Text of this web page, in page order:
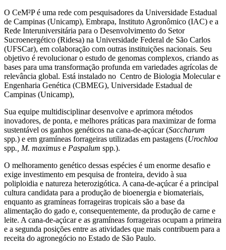
O CeM²P é uma rede com pesquisadores da Universidade Estadual
de Campinas (Unicamp), Embrapa, Instituto Agronômico (IAC) e a
Rede Interuniversitária para o Desenvolvimento do Setor
Sucroenergético (Ridesa) na Universidade Federal de São Carlos
(UFSCar), em colaboração com outras instituições nacionais. Seu
objetivo é revolucionar o estudo de genomas complexos, criando as
bases para uma transformação profunda em variedades agrícolas de
relevância global. Está instalado no Centro de Biologia Molecular e
Engenharia Genética (CBMEG), Universidade Estadual de
Campinas (Unicamp),
Sua equipe multidisciplinar desenvolve e aprimora métodos
inovadores, de ponta, e melhores práticas para maximizar de forma
sustentável os ganhos genéticos na cana-de-açúcar (Saccharum
spp.) e em gramíneas forrageiras utilizadas em pastagens (Urochloa
spp., M. maximus e Paspalum spp.).
O melhoramento genético dessas espécies é um enorme desafio e
exige investimento em pesquisa de fronteira, devido à sua
poliploidia e natureza heterozigótica. A cana-de-açúcar é a principal
cultura candidata para a produção de bioenergia e biomateriais,
enquanto as gramíneas forrageiras tropicais são a base da
alimentação do gado e, consequentemente, da produção de carne e
leite. A cana-de-açúcar e as gramíneas forrageiras ocupam a primeira
e a segunda posições entre as atividades que mais contribuem para a
receita do agronegócio no Estado de São Paulo.